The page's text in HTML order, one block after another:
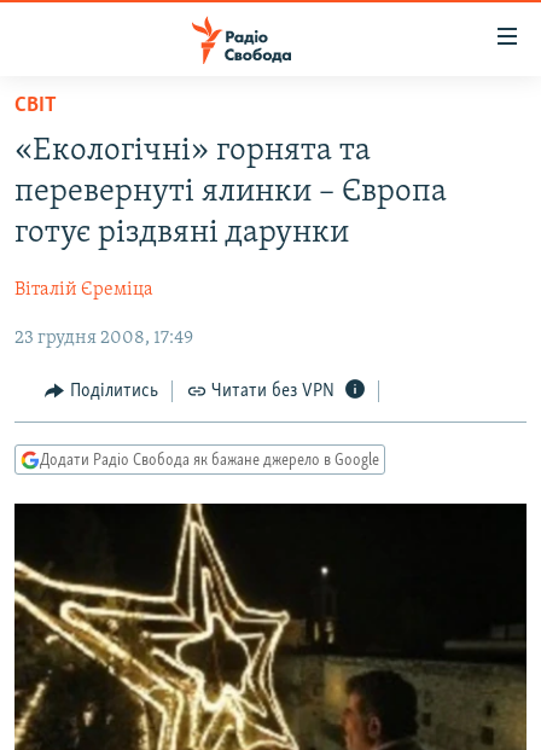
Перейти
основного
матеріалу
Перейти
до
основної
Перейти
пошуку
СТАТТІ
ЕКОНОМІКА
СУСПІЛЬСТВО
КУЛЬТУРА
УКРАЇНА
РОСІЙСЬКА «ФІЛЬТРАЦІЯ»
ДОНБАС.РЕАЛІЇ
КРИМ.РЕАЛІЇ
СХЕМИ
КИТАЙ.ВИКЛИКИ
МУЛЬТИМЕДІА
ФОТО
СПЕЦПРОЄКТИ
ПОДКАСТИ
СВІТ
«Екологічні» горнята та
перевернуті ялинки – Європа
готує різдвяні дарунки
Віталій Єреміца
23 грудня 2008, 17:49
Поділитись Читати без VPN
Додати Радіо Свобода як бажане джерело в Google